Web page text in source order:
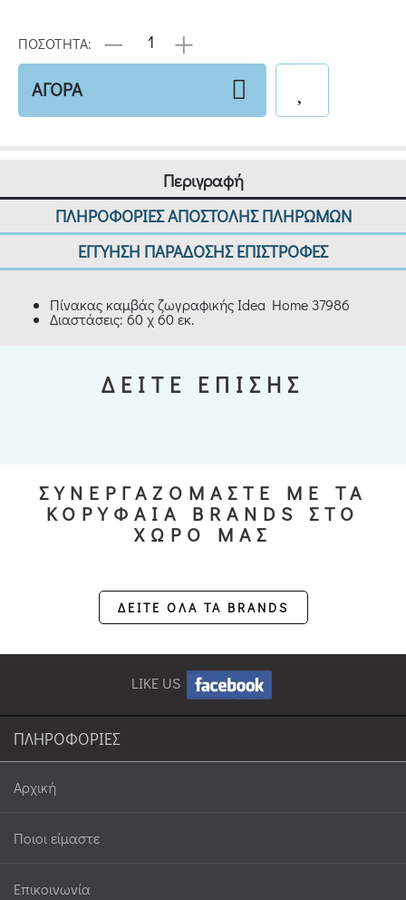
ΠΟΣΟΤΗΤΑ:
ΑΓΟΡΑ
Περιγραφή
ΠΛΗΡΟΦΟΡΙΕΣ ΑΠΟΣΤΟΛΗΣ ΠΛΗΡΩΜΩΝ
ΕΓΓΥΗΣΗ ΠΑΡΑΔΟΣΗΣ ΕΠΙΣΤΡΟΦΕΣ
Πίνακας καμβάς ζωγραφικής Idea Home 37986
Διαστάσεις: 60 χ 60 εκ.
ΔΕΙΤΕ ΕΠΙΣΗΣ
ΣΥΝΕΡΓΑΖΟΜΑΣΤΕ ΜΕ ΤΑ
ΚΟΡΥΦΑΙΑ BRANDS ΣΤΟ
ΧΩΡΟ ΜΑΣ
ΔΕΙΤΕ ΟΛΑ ΤΑ BRANDS
LIKE US
ΠΛΗΡΟΦΟΡΙΕΣ
Αρχική
Ποιοι είμαστε
Επικοινωνία